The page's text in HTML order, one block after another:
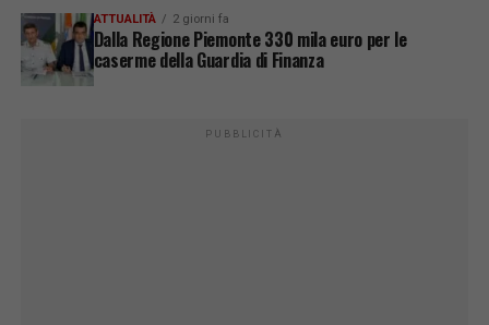
ATTUALITÀ 2 giorni fa
Dalla Regione Piemonte 330 mila euro per le
caserme della Guardia di Finanza
PUBBLICITÀ